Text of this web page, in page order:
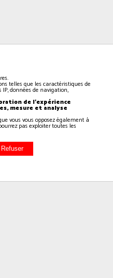
telles que les caractéristiques de
données de navigation,
de l'expérience
mesure et analyse
vous vous opposez également à
pas exploiter toutes les